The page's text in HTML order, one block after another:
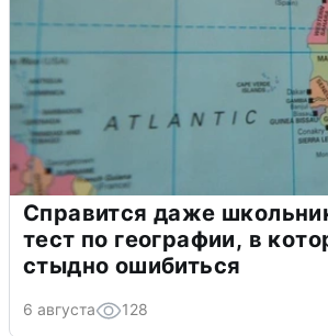
Справится даже
тест по географии, в
стыдно ошибиться
6 августа 128